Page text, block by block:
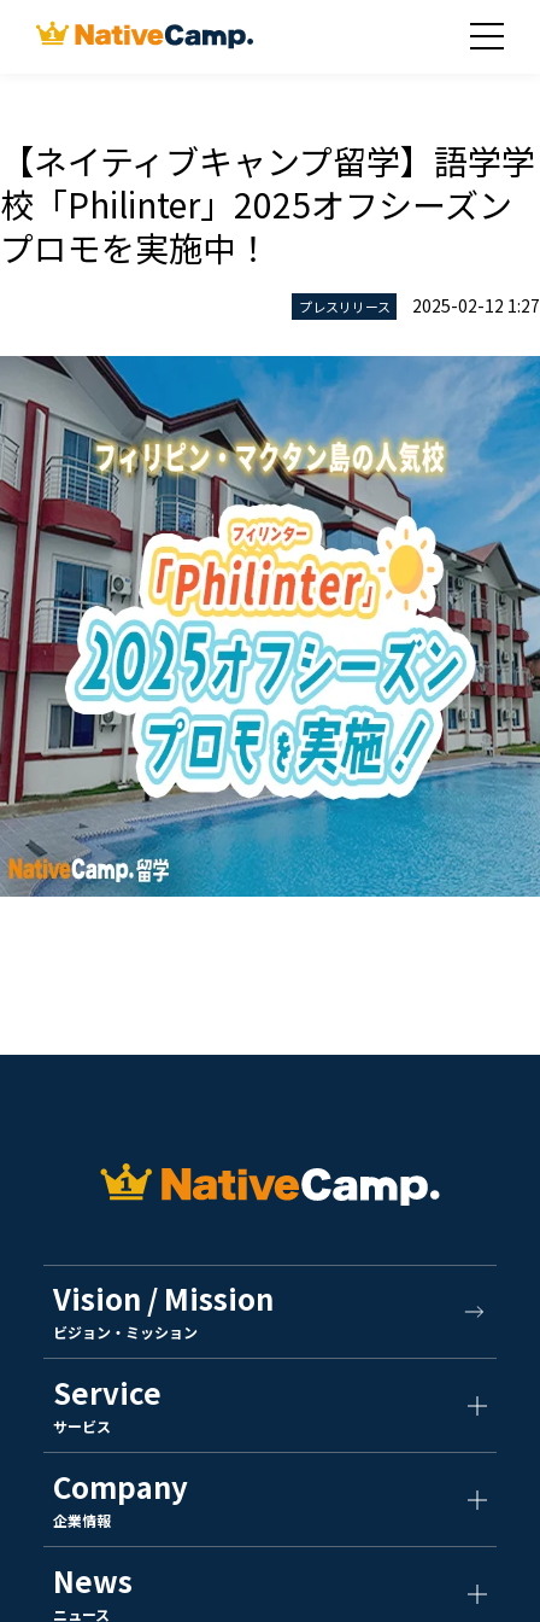
【ネイティブキャンプ留学】語学学
校「Philinter」2025オフシーズン
プロモを実施中！
プレスリリース 2025-02-12 1:27
Vision / Mission
ビジョン・ミッション
Service
サービス
Company
企業情報
News
ニュース